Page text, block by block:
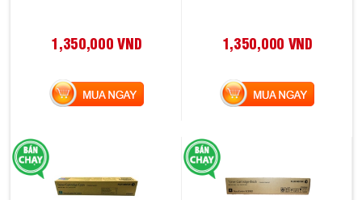
1,350,000 VND
MUA NGAY
1,350,000 VND
MUA NGAY